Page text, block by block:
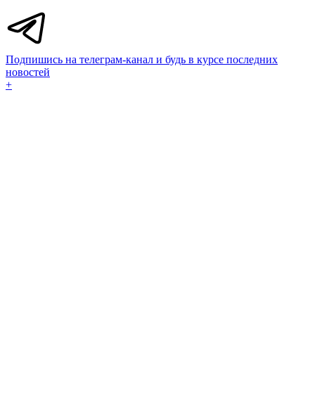
Подпишись на телеграм-канал и будь в курсе последних
новостей
+